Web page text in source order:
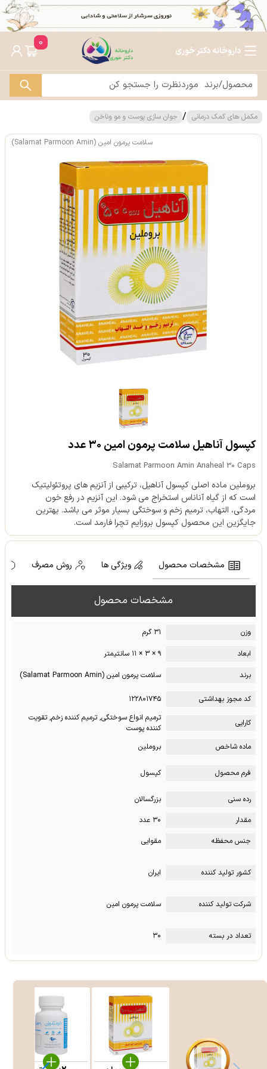
داروخانه دکتر خوری
0
مکمل های کمک درمانی / جوان سازی پوست و مو وناخن
سلامت پرمون امین (Salamat Parmoon Amin)
کپسول آناهیل سلامت پرمون امین ۳۰ عدد
Salamat Parmoon Amin Anaheal 30 Caps
بروملین ماده اصلی کپسول آناهیل، ترکیبی از آنزیم های پروتئولیتیک
است که از گیاه آناناس استخراج می شود. این آنزیم در رفع خون
مردگی، التهاب، ترمیم زخم و سوختگی بسیار موثر می باشد. بهترین
جایگزین این محصول کپسول بروزایم تچرا فارمد است.
مشخصات محصول ویژگی ها روش مصرف
مشخصات محصول
وزن
۳۱ گرم
ابعاد
۹ × ۳ × ۱۱ سانتیمتر
برند
سلامت پرمون امین (Salamat Parmoon Amin)
کد مجوز بهداشتی ۱۲۲۸۰۱۷۴۵
کارایی
ترمیم انواع سوختگی, ترمیم کننده زخم, تقویت
کننده پوست
ماده شاخص
بروملین
فرم محصول کپسول
رده سنی
بزرگسالان
مقدار
۳۰ عدد
جنس محفظه
مقوایی
کشور تولید کننده ایران
شرکت تولید کننده سلامت پرمون امین
تعداد در بسته ۳۰